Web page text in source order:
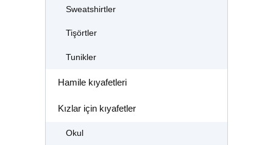
Sweatshirtler
Tişörtler
Tunikler
Hamile kıyafetleri
Kızlar için kıyafetler
Okul